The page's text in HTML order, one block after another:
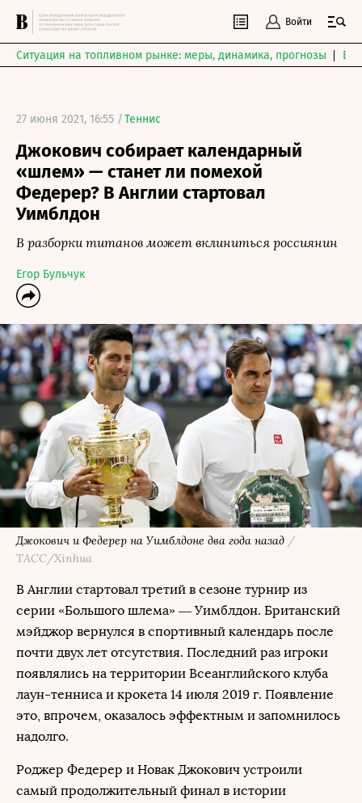
Войти
Ситуация на топливном рынке: меры, динамика, прогнозы
27 июня 2021, 16:55 /Теннис
Джокович собирает календарный
«шлем» — станет ли помехой
Федерер? В Англии стартовал
Уимблдон
В разборки титанов может вклиниться россиянин
Егор Бульчук
Джокович и Федерер на Уимблдоне два года назад /
ТАСС/Xinhua
В Англии стартовал третий в сезоне турнир из
серии «Большого шлема» — Уимблдон. Британский
мэйджор вернулся в спортивный календарь после
почти двух лет отсутствия. Последний раз игроки
появлялись на территории Всеанглийского клуба
лаун-тенниса и крокета 14 июля 2019 г. Появление
это, впрочем, оказалось эффектным и запомнилось
надолго.
Роджер Федерер и Новак Джокович устроили
самый продолжительный финал в истории